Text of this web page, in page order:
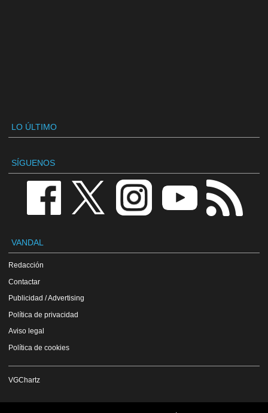
LO ÚLTIMO
SÍGUENOS
VANDAL
Redacción
Contactar
Publicidad / Advertising
Política de privacidad
Aviso legal
Política de cookies
VGChartz